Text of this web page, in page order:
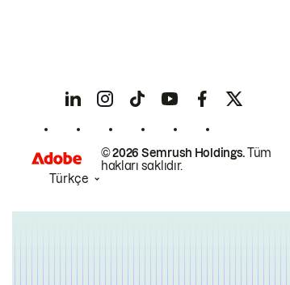
© 2026 Semrush Holdings.Tüm
hakları saklıdır.
Türkçe